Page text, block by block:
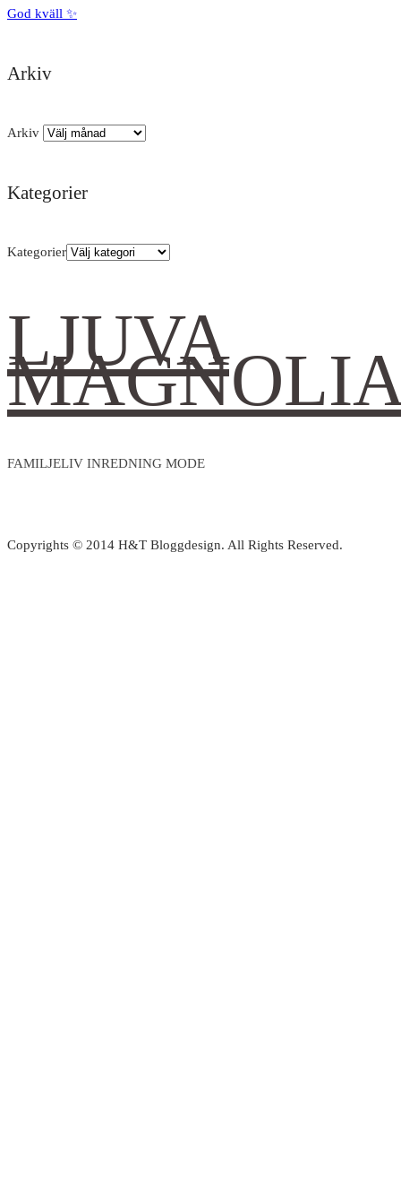
God kväll ✨
Arkiv
Arkiv
Kategorier
Kategorier
LJUVA
FAMILJELIV INREDNING MODE
Copyrights © 2014 H&T Bloggdesign. All Rights Reserved.